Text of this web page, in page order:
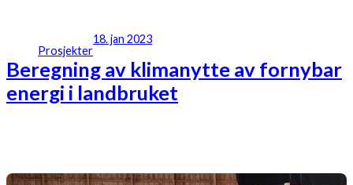
Prosjekter
18. jan 2023
Beregning av klimanytte av fornybar
energi i landbruket